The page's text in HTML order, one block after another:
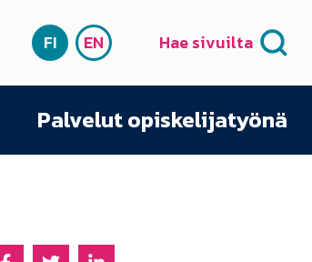
SUOMI
FI ENGLISH
EN Hae sivuilta
Palvelut opiskelijatyönä